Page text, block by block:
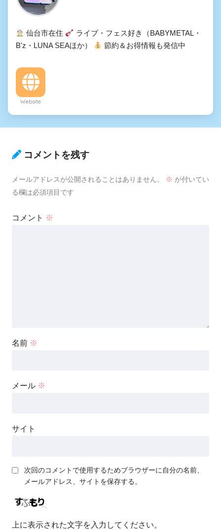
仙台市在住
ライブ・フェス好き（BABYMETAL・
B'z・LUNA SEAほか）
節約＆お得情報も発信中
Website
コメントを残す
メールアドレスが公開されることはありません。 ※ が付いてい
る欄は必須項目です
コメント ※
名前 ※
メール ※
サイト
次回のコメントで使用するためブラウザーに自分の名前、
メールアドレス、サイトを保存する。
上に表示された文字を入力してください。